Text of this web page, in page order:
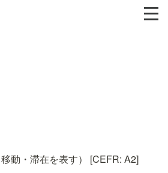
動・滞在を表す） [CEFR: A2]